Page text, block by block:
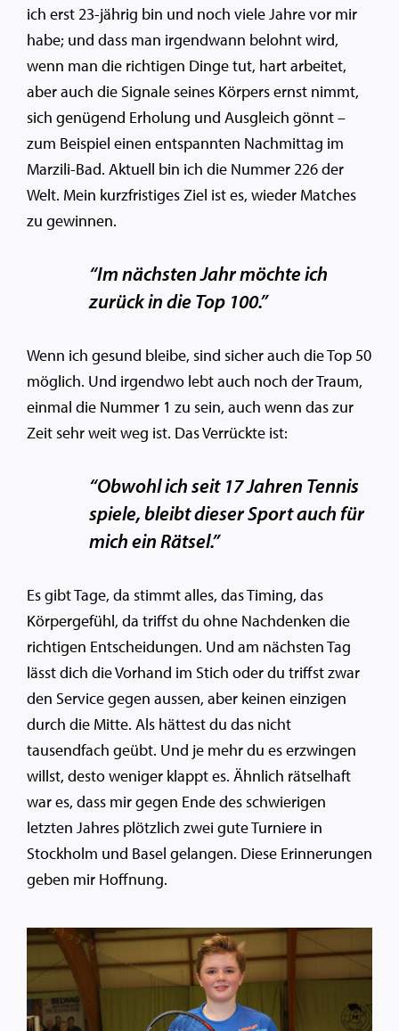
ich erst 23-jährig bin und noch viele Jahre vor mir
habe; und dass man irgendwann belohnt wird,
wenn man die richtigen Dinge tut, hart arbeitet,
aber auch die Signale seines Körpers ernst nimmt,
sich genügend Erholung und Ausgleich gönnt –
zum Beispiel einen entspannten Nachmittag im
Marzili-Bad. Aktuell bin ich die Nummer 226 der
Welt. Mein kurzfristiges Ziel ist es, wieder Matches
zu gewinnen.
“Im nächsten Jahr möchte ich
zurück in die Top 100.”
Wenn ich gesund bleibe, sind sicher auch die Top 50
möglich. Und irgendwo lebt auch noch der Traum,
einmal die Nummer 1 zu sein, auch wenn das zur
Zeit sehr weit weg ist. Das Verrückte ist:
“Obwohl ich seit 17 Jahren Tennis
spiele, bleibt dieser Sport auch für
mich ein Rätsel.”
Es gibt Tage, da stimmt alles, das Timing, das
Körpergefühl, da triffst du ohne Nachdenken die
richtigen Entscheidungen. Und am nächsten Tag
lässt dich die Vorhand im Stich oder du triffst zwar
den Service gegen aussen, aber keinen einzigen
durch die Mitte. Als hättest du das nicht
tausendfach geübt. Und je mehr du es erzwingen
willst, desto weniger klappt es. Ähnlich rätselhaft
war es, dass mir gegen Ende des schwierigen
letzten Jahres plötzlich zwei gute Turniere in
Stockholm und Basel gelangen. Diese Erinnerungen
geben mir Hoffnung.